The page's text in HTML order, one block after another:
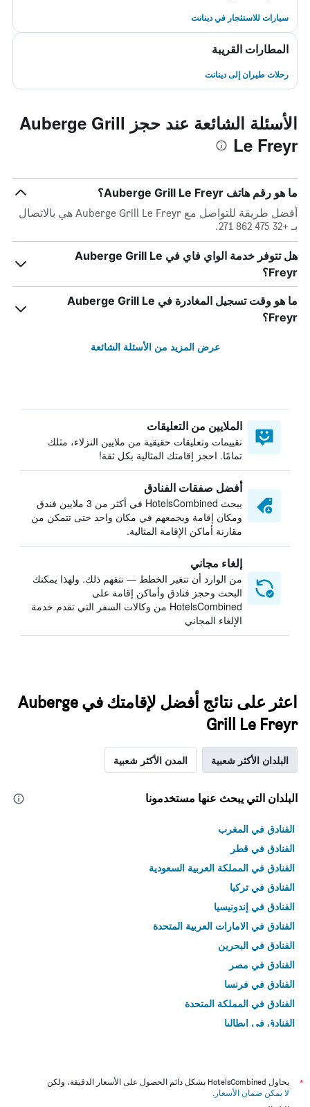
سيارات للاستئجار في دينانت
المطارات القريبة
رحلات طيران إلى دينانت
الأسئلة الشائعة عند حجز Auberge Grill
Le Freyr
ما هو رقم هاتف Auberge Grill Le Freyr؟
أفضل طريقة للتواصل مع Auberge Grill Le Freyr هي بالاتصال
بـ +32 475 862 271.
هل تتوفر خدمة الواي فاي في Auberge Grill Le
Freyr؟
ما هو وقت تسجيل المغادرة في Auberge Grill Le
Freyr؟
عرض المزيد من الأسئلة الشائعة
الملايين من التعليقات
تقييمات وتعليقات حقيقية من ملايين النزلاء، مثلك
تمامًا. احجز إقامتك المثالية بكل ثقة!
أفضل صفقات الفنادق
يبحث HotelsCombined في أكثر من 3 ملايين فندق
ومكان إقامة ويجمعهم في مكان واحد حتى تتمكن من
مقارنة أماكن الإقامة المثالية.
إلغاء مجاني
من الوارد أن تتغير الخطط — نتفهم ذلك. ولهذا يمكنك
البحث وحجز فنادق وأماكن إقامة على
HotelsCombined من وكالات السفر التي تقدم خدمة
الإلغاء المجاني
اعثر على نتائج أفضل لإقامتك في Auberge
Grill Le Freyr
البلدان الأكثر شعبية المدن الأكثر شعبية
البلدان التي يبحث عنها مستخدمونا
الفنادق في المغرب
الفنادق في قطر
الفنادق في المملكة العربية السعودية
الفنادق في تركيا
الفنادق في إندونيسيا
الفنادق في الامارات العربية المتحدة
الفنادق في البحرين
الفنادق في مصر
الفنادق في فرنسا
الفنادق في المملكة المتحدة
الفنادق في إيطاليا
*
يحاول HotelsCombined بشكل دائم الحصول على الأسعار الدقيقة، ولكن
لا يمكن ضمان الأسعار .